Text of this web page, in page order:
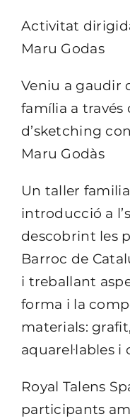
Activitat
Maru Godas
Veniu a gaudir
família a través
d’sketching
Maru Godàs
Un taller
introducció a
descobrint les
Barroc de
i treballant
forma i la
materials:
aquarel·lables i
Royal Talens
participants